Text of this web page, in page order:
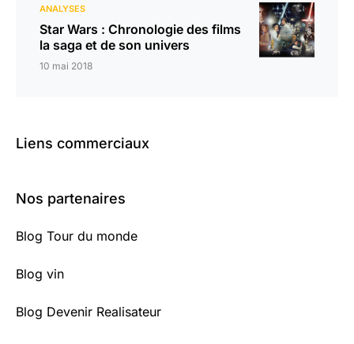
ANALYSES
Star Wars : Chronologie des films
la saga et de son univers
10 mai 2018
Liens commerciaux
Nos partenaires
Blog Tour du monde
Blog vin
Blog Devenir Realisateur